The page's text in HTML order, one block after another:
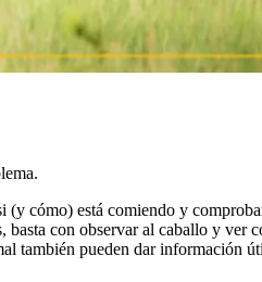
(y cómo) está comiendo y
basta con observar al caballo y ver
también pueden dar información